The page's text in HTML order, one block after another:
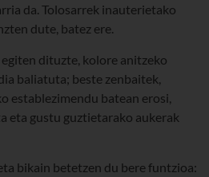
da. Tolosarrek inauterietako
dute, batez ere.
dituzte, kolore anitzeko
baliatuta; beste zenbaitek,
establezimendu batean erosi,
eta gustu guztietarako aukerak
bikain betetzen du bere funtzioa: